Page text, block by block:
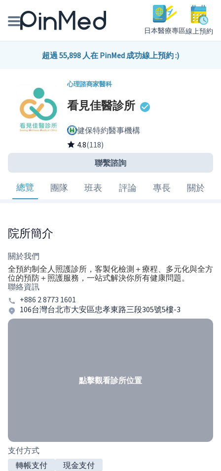
日本醫療專區線上預約
線上預約醫師、院所
健康主題館
我是醫療人員
超過 55,898 人在 PinMed 成功線上預約 :)
心理諮商家醫科
看見佳醫診所
健保特約醫事機構
4.8(118)
聯繫諮詢
總覽 團隊 班表 評論 專長 關於
院所簡介
關於我們
全預約制全人照護診所，客製化檢測＋療程、多元化與全方
位的預防＋照護服務，一站式解決你所有健康問題。
聯絡資訊
+886 2 8773 1601
106台灣台北市大安區忠孝東路三段305號5樓-3
點擊觀看診所位置
支付方式
轉帳支付
現金支付